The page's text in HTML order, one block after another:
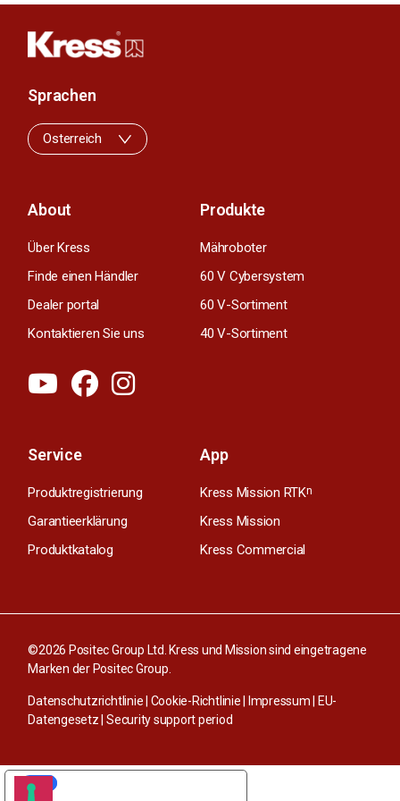
About
Über Kress
Finde einen Händler
Dealer portal
Kontaktieren Sie uns
Produkte
Mähroboter
60 V Cybersystem
60 V-Sortiment
40 V-Sortiment
Service
Produktregistrierung
Garantieerklärung
Produktkatalog
App
Kress Mission RTKn
Kress Mission
Kress Commercial
Sprachen
Osterreich
©2026 Positec Group Ltd. Kress und Mission sind eingetragene
Marken der Positec Group.
Datenschutzrichtlinie Cookie-Richtlinie Impressum
EU-
Datengesetz |Security support period